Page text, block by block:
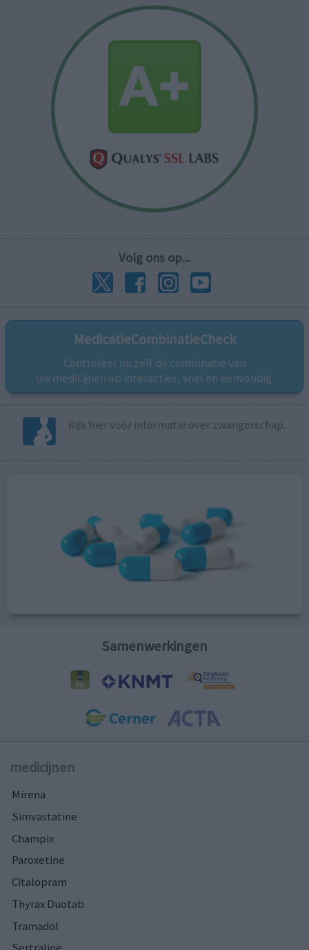
Volg ons op...
MedicatieCombinatieCheck
Controleer nu zelf de combinatie van
uw medicijnen op interacties, snel en eenvoudig.
Kijk hier voor informatie over zwangerschap.
Samenwerkingen
medicijnen
Mirena
Simvastatine
Champix
Paroxetine
Citalopram
Thyrax Duotab
Tramadol